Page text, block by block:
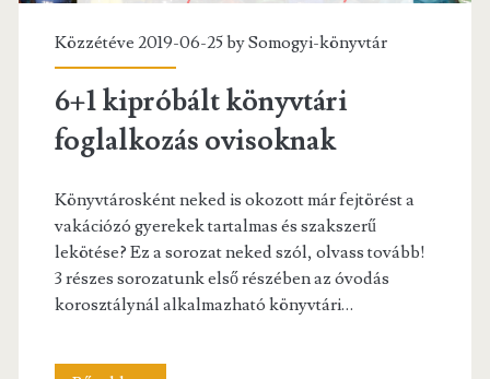
Közzétéve 2019-06-25 bySomogyi-könyvtár
6+1 kipróbált könyvtári
foglalkozás ovisoknak
Könyvtárosként neked is okozott már fejtörést a
vakációzó gyerekek tartalmas és szakszerű
lekötése? Ez a sorozat neked szól, olvass tovább!
3 részes sorozatunk első részében az óvodás
korosztálynál alkalmazható könyvtári…